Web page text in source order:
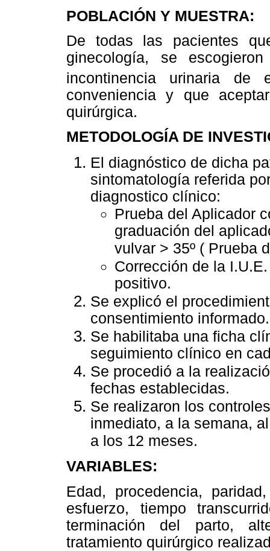
POBLACIÓN Y MUESTRA:
De todas las pacientes
ginecología, se
incontinencia urinaria de
conveniencia y que
quirúrgica.
METODOLOGÍA DE
El diagnóstico de dicha
sintomatología referida
diagnostico clínico:
Prueba del Aplicador
graduación del
vulvar > 35º ( Prueba
Corrección de la
positivo.
Se explicó el
consentimiento informado.
Se habilitaba una ficha
seguimiento clínico en
Se procedió a la
fechas establecidas.
Se realizaron los
inmediato, a la semana,
a los 12 meses.
VARIABLES:
Edad, procedencia,
esfuerzo, tiempo
terminación del parto,
tratamiento quirúrgico